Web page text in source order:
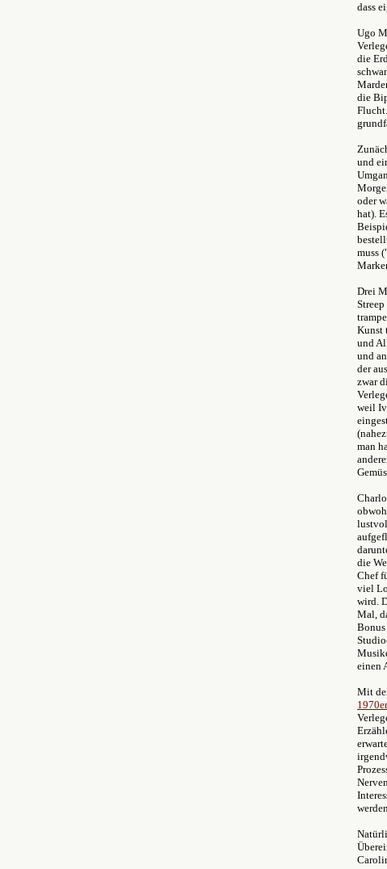
dass
Ugo
die
die
und
oder
hat).
muss
Drei
Kunst
und
und
der
zwar
weil
man
die
Chef
viel
wird.
Mal,
einen
Mit